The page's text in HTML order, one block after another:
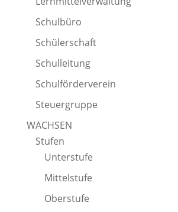
Schulbüro
Schülerschaft
Schulleitung
Schulförderverein
Steuergruppe
WACHSEN
Stufen
Unterstufe
Mittelstufe
Oberstufe